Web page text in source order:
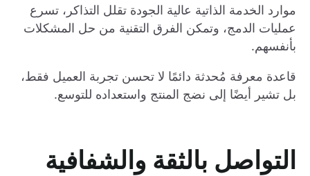
موارد الخدمة الذاتية عالية الجودة تقلل التذاكر، تسرع
عمليات الدمج، وتمكن الفرق التقنية من حل المشكلات
بأنفسهم.
قاعدة معرفة مُحدثة دائمًا لا تحسن تجربة العميل فقط،
بل تشير أيضًا إلى نضج المنتج واستعداده للتوسع.
التواصل بالثقة والشفافية